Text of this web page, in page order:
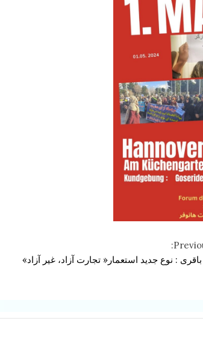
: نوع جدید استعمار« تجارت آزاد، غیر آزاد»